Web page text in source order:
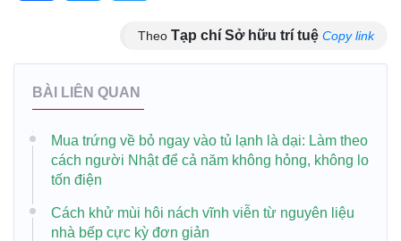
Theo Tạp chí Sở hữu trí tuệ Copy link
BÀI LIÊN QUAN
Mua trứng về bỏ ngay vào tủ lạnh là dại: Làm theo
cách người Nhật để cả năm không hỏng, không lo
tốn điện
Cách khử mùi hôi nách vĩnh viễn từ nguyên liệu
nhà bếp cực kỳ đơn giản